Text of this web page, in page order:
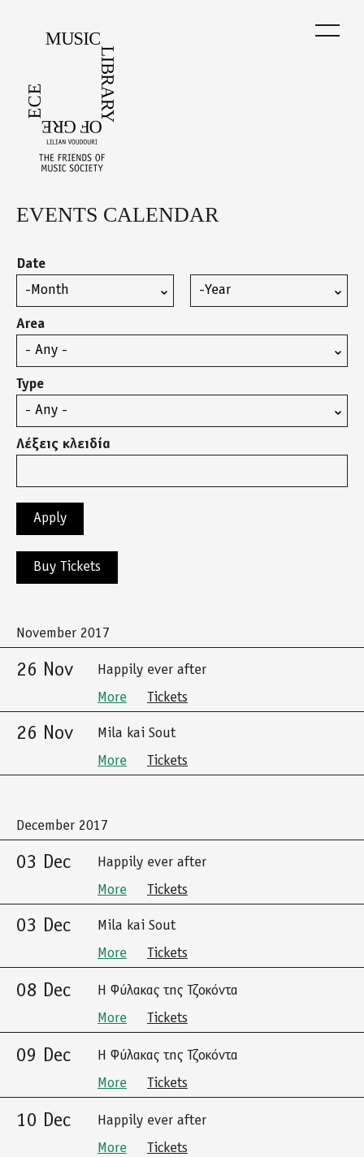
Back
EVENTS CALENDAR
Date
Month
Year
Area
Type
Λέξεις κλειδία
Buy Tickets
November 2017
26 Nov
Happily ever after
More
Tickets
26 Nov
Mila kai Sout
More
Tickets
December 2017
03 Dec
Happily ever after
More
Tickets
03 Dec
Mila kai Sout
More
Tickets
08 Dec
Η Φύλακας της Τζοκόντα
More
Tickets
09 Dec
Η Φύλακας της Τζοκόντα
More
Tickets
10 Dec
Happily ever after
More
Tickets